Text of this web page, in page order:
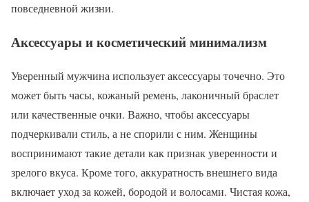
повседневной жизни.
Аксессуары и косметический минимализм
Уверенный мужчина использует аксессуары точечно. Это
может быть часы, кожаный ремень, лаконичный браслет
или качественные очки. Важно, чтобы аксессуары
подчеркивали стиль, а не спорили с ним. Женщины
воспринимают такие детали как признак уверенности и
зрелого вкуса. Кроме того, аккуратность внешнего вида
включает уход за кожей, бородой и волосами. Чистая кожа,